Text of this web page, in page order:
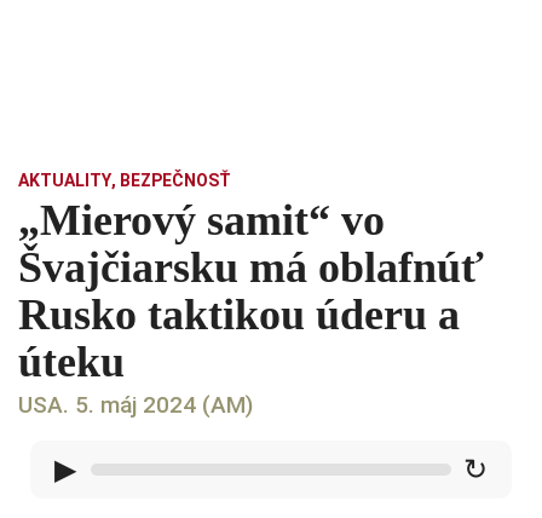
AKTUALITY, BEZPEČNOSŤ
„Mierový samit“ vo
Švajčiarsku má oblafnúť
Rusko taktikou úderu a
úteku
USA. 5. máj 2024 (AM)
▶ ↻